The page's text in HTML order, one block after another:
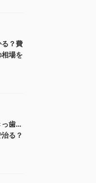
？費
場を
っ歯…
る？